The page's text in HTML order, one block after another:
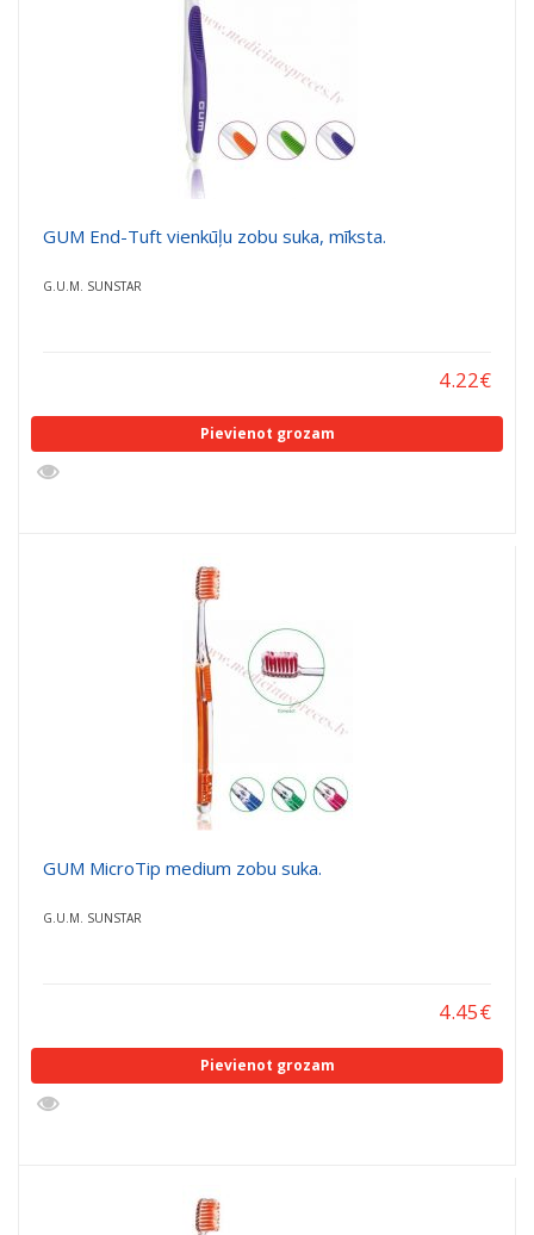
GUM End-Tuft vienkūļu zobu suka, mīksta.
G.U.M. SUNSTAR
4.22€
Pievienot grozam
GUM MicroTip medium zobu suka.
G.U.M. SUNSTAR
4.45€
Pievienot grozam